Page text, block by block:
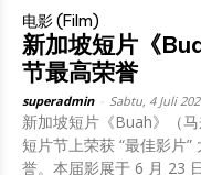
电影 (Film)
新加坡短片《
节最高荣誉
superadmin Sabtu, 4 Juli
新加坡短片《Buah》（
短片节上荣获 “最佳影片
誉。本届影展于 6 月 23